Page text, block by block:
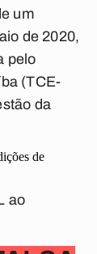
um
de 2020,
pelo
(TCE-
da
de
ao